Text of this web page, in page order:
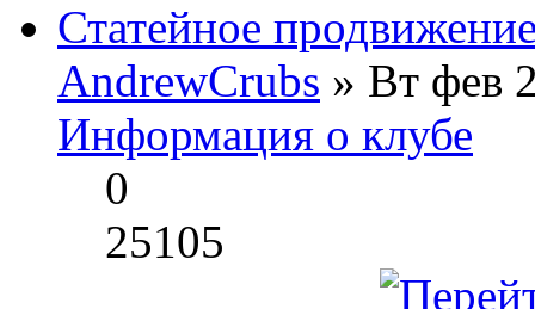
Статейное
AndrewCrubs » Вт фев
Информация о клубе
0
25105